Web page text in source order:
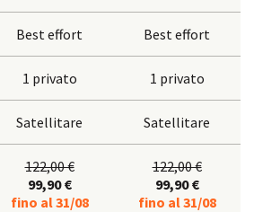
Best effort Best effort
1 privato 1 privato
Satellitare Satellitare
122,00 €
99,90 €
fino al 31/08
122,00 €
99,90 €
fino al 31/08